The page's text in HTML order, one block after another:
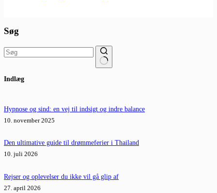
Søg
resultater
Indlæg
Hypnose og sind: en vej til indsigt og indre balance
10. november 2025
Den ultimative guide til drømmeferier i Thailand
10. juli 2026
Rejser og oplevelser du ikke vil gå glip af
27. april 2026